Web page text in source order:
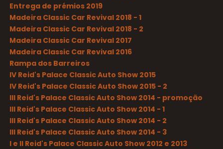
Entrega de prémios 2019
Madeira Classic Car Revival 2018 - 1
Madeira Classic Car Revival 2018 - 2
Madeira Classic Car Revival 2017
Madeira Classic Car Revival 2016
Rampa dos Barreiros
IV Reid's Palace Classic Auto Show 2015
IV Reid's Palace Classic Auto Show 2015 - 2
III Reid's Palace Classic Auto Show 2014 - promoção
III Reid's Palace Classic Auto Show 2014 - 1
III Reid's Palace Classic Auto Show 2014 - 2
III Reid's Palace Classic Auto Show 2014 - 3
I e II Reid's Palace Classic Auto Show 2012 e 2013